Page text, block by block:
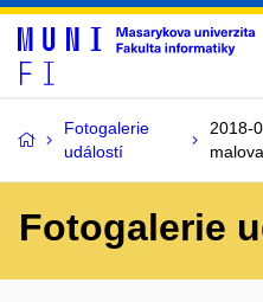
Fotogalerie
událostí
2018-
Fotogalerie